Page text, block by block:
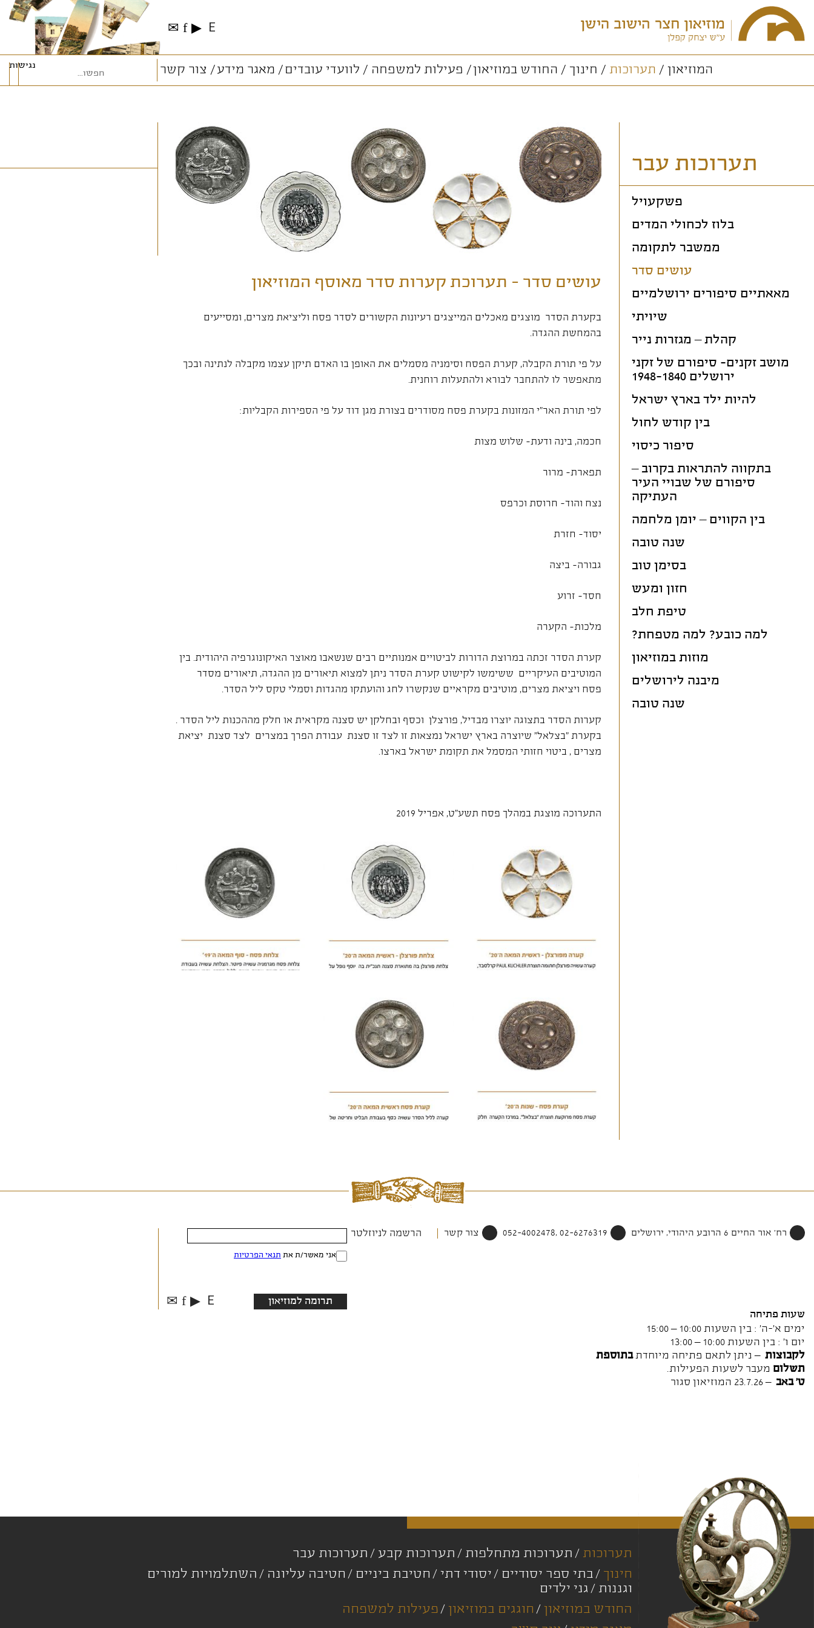
E
▶
f
✉
המוזיאון תערוכות חינוך החודש במוזיאון פעילות למשפחה לוועדי עובדים מאגר מידע צור קשר נגישות
עושים סדר - תערוכת קערות סדר מאוסף המוזיאון
בקערת הסדר מוצגים מאכלים המייצגים רעיונות הקשורים לסדר פסח וליציאת מצרים, ומסייעים
בהמחשת ההגדה.
על פי תורת הקבלה, קערת הפסח וסימניה מסמלים את האופן בו האדם תיקן עצמו מקבלה לנתינה ובכך
מתאפשר לו להתחבר לבורא ולהתעלות רוחנית.
לפי תורת האר"י המזונות בקערת פסח מסודרים בצורת מגן דוד על פי הספירות הקבליות:
חכמה, בינה ודעת- שלוש מצות
תפארת- מרור
נצח והוד- חרוסת וכרפס
יסוד- חזרת
גבורה- ביצה
חסד- זרוע
מלכות- הקערה
קערת הסדר זכתה במרוצת הדורות לביטויים אמנותיים רבים שנשאבו מאוצר האיקונוגרפיה היהודית. בין
המוטיבים העיקריים ששימשו לקישוט קערת הסדר ניתן למצוא תיאורים מן ההגדה, תיאורים מסדר
פסח ויציאת מצרים, מוטיבים מקראיים שנקשרו לחג והועתקו מהגדות וסמלי טקס ליל הסדר.
קערות הסדר בתצוגה יוצרו מבדיל, פורצלן וכסף ובחלקן יש סצנה מקראית או חלק מההכנות ליל הסדר .
בקערת "בצלאל" שיוצרה בארץ ישראל נמצאות זו לצד זו סצנת עבודת הפרך במצרים לצד סצנת יציאת
מצרים , ביטוי חזותי המסמל את תקומת ישראל בארצו.
התערוכה מוצגת במהלך פסח תשע"ט, אפריל 2019
תערוכות עבר
פשקעויל
בלוז לכחולי המדים
ממשבר לתקומה
עושים סדר
מאאתיים סיפורים ירושלמיים
שיויתי
קהלת – מגזרות נייר
מושב זקנים- סיפורם של זקני
ירושלים 1948-1840
להיות ילד בארץ ישראל
בין קודש לחול
סיפור כיסוי
בתקווה להתראות בקרוב –
סיפורם של שבויי העיר
העתיקה
בין הקווים – יומן מלחמה
שנה טובה
בסימן טוב
חזון ומעש
טיפת חלב
למה כובע? למה מטפחת?
מוזות במוזיאון
מיבנה לירושלים
שנה טובה
רח' אור החיים 6 הרובע היהודי, ירושלים 02-6276319 ,052-4002478 צור קשר הרשמה לניוזלטר
אני מאשר/ת את תנאי הפרטיות
תרומה למוזיאון E
▶
f
✉
שעות פתיחה
ימים א'-ה' : בין השעות 10:00 – 15:00
יום ו' : בין השעות 10:00 – 13:00
לקבוצות – ניתן לתאם פתיחה מיוחדתבתוספת
תשלום מעבר לשעות הפעילות.
ט' באב– 23.7.26 המוזיאון סגור
תערוכות תערוכות מתחלפות תערוכות קבע
תערוכות עבר
חינוך
בתי ספר יסודיים יסודי דתי חטיבת ביניים חטיבה עליונה
השתלמויות למורים
וגננות
גני ילדים
החודש במוזיאון
חוגגים במוזיאון
פעילות למשפחה